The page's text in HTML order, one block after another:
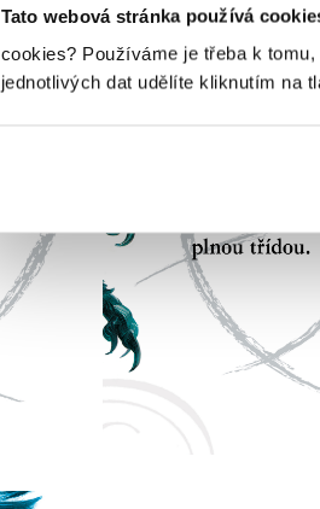
Tato webová stránka používá
cookies? Používáme je třeba k
jednotlivých dat udělíte kliknutím na